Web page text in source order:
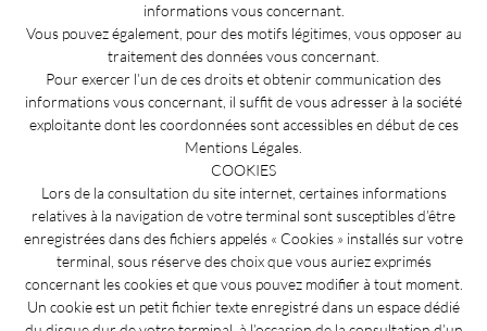
informations vous concernant.
Vous pouvez également, pour des motifs légitimes, vous opposer au
traitement des données vous concernant.
Pour exercer l’un de ces droits et obtenir communication des
informations vous concernant, il suffit de vous adresser à la société
exploitante dont les coordonnées sont accessibles en début de ces
Mentions Légales.
COOKIES
Lors de la consultation du site internet, certaines informations
relatives à la navigation de votre terminal sont susceptibles d’être
enregistrées dans des fichiers appelés « Cookies » installés sur votre
terminal, sous réserve des choix que vous auriez exprimés
concernant les cookies et que vous pouvez modifier à tout moment.
Un cookie est un petit fichier texte enregistré dans un espace dédié